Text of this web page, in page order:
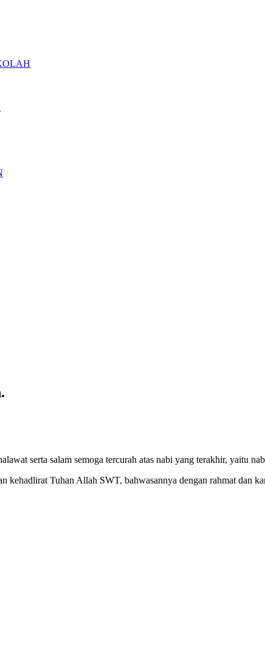
serta salam semoga tercurah atas nabi yang terakhir, yaitu
kehadlirat Tuhan Allah SWT, bahwasannya dengan rahmat dan